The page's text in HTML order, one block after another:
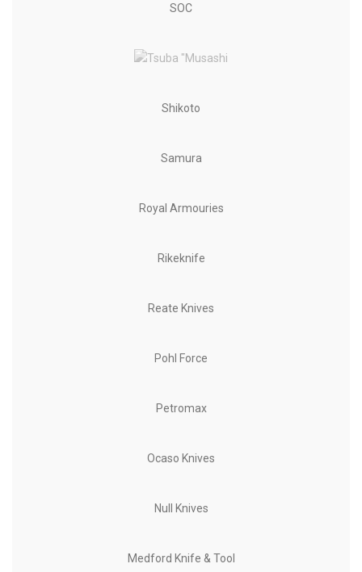
SOC
Shikoto
Samura
Royal Armouries
Rikeknife
Reate Knives
Pohl Force
Petromax
Ocaso Knives
Null Knives
Medford Knife & Tool